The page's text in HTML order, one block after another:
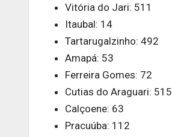
Vitória do Jari: 511
Itaubal: 14
Tartarugalzinho: 492
Amapá: 53
Ferreira Gomes: 72
Cutias do Araguari: 515
Calçoene: 63
Pracuúba: 112